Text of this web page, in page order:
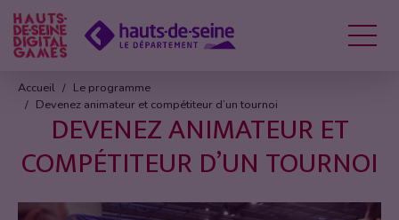
Accueil
Le programme
Devenez animateur et compétiteur d’un tournoi
DEVENEZ ANIMATEUR ET
COMPÉTITEUR D’UN TOURNOI